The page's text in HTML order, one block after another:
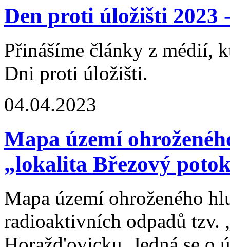
Den proti úložišti 2023
Přinášíme články z médií,
Dni proti úložišti.
04.04.2023
Mapa území
„lokalita Březový
Mapa území ohroženého
radioaktivních odpadů